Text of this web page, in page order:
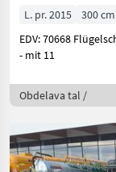
L. pr. 2015
300 cm
EDV: 70668 Flügelschargrubber - mit Dreipunktanbau - mit 3 Balken
- mit 11
Obdelava tal /